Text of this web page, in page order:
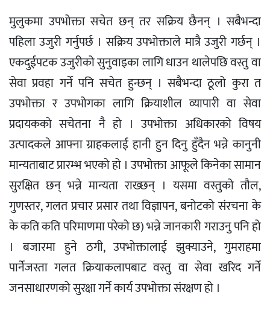
मुलुकमा उपभोक्ता सचेत छन् तर सक्रिय छैनन् । सबैभन्दा
पहिला उजुरी गर्नुपर्छ । सक्रिय उपभोक्ताले मात्रै उजुरी गर्छन् ।
एकदुईपटक उजुरीको सुनुवाइका लागि धाउन थालेपछि वस्तु वा
सेवा प्रवहा गर्ने पनि सचेत हुन्छन् । सबैभन्दा ठूलो कुरा त
उपभोक्ता र उपभोगका लागि क्रियाशील व्यापारी वा सेवा
प्रदायकको सचेतना नै हो । उपभोक्ता अधिकारको विषय
उत्पादकले आफ्ना ग्राहकलाई हानी हुन दिनु हुँदैन भन्ने कानुनी
मान्यताबाट प्रारम्भ भएको हो । उपभोक्ता आफूले किनेका सामान
सुरक्षित छन् भन्ने मान्यता राख्छन् । यसमा वस्तुको तौल,
गुणस्तर, गलत प्रचार प्रसार तथा विज्ञापन, बनोटको संरचना के
के कति कति परिमाणमा परेको छ) भन्ने जानकारी गराउनु पनि हो
। बजारमा हुने ठगी, उपभोक्तालाई झुक्याउने, गुमराहमा
पार्नेजस्ता गलत क्रियाकलापबाट वस्तु वा सेवा खरिद गर्ने
जनसाधारणको सुरक्षा गर्ने कार्य उपभोक्ता संरक्षण हो ।